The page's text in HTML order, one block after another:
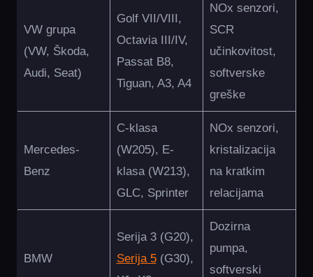
VW grupa
(VW, Škoda,
Audi, Seat)
Golf VII/VIII,
Octavia III/IV,
Passat B8,
Tiguan, A3, A4
NOx senzori,
SCR
učinkovitost,
softverske
greške
Mercedes-
Benz
C-klasa
(W205), E-
klasa (W213),
GLC, Sprinter
NOx senzori,
kristalizacija
na kratkim
relacijama
BMW
Serija 3 (G20),
Serija 5(G30),
Dozirna
pumpa,
softverski